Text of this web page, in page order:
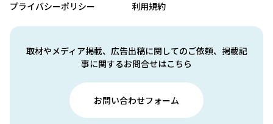
取材やメディア掲載、広告出稿に関してのご依頼、掲載記
事に関するお問合せはこちら
お問い合わせフォーム
プライバシーポリシー
利用規約